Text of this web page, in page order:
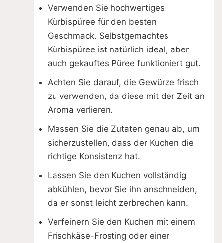
Verwenden Sie hochwertiges
Kürbispüree für den besten
Geschmack. Selbstgemachtes
Kürbispüree ist natürlich ideal, aber
auch gekauftes Püree funktioniert gut.
Achten Sie darauf, die Gewürze frisch
zu verwenden, da diese mit der Zeit an
Aroma verlieren.
Messen Sie die Zutaten genau ab, um
sicherzustellen, dass der Kuchen die
richtige Konsistenz hat.
Lassen Sie den Kuchen vollständig
abkühlen, bevor Sie ihn anschneiden,
da er sonst leicht zerbrechen kann.
Verfeinern Sie den Kuchen mit einem
Frischkäse-Frosting oder einer